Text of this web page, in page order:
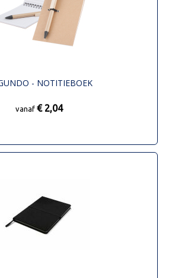
- NOTITIEBOEK
vanaf € 2,04